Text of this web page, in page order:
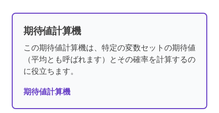
期待値計算機
この期待値計算機は、特定の変数セットの期待値
（平均とも呼ばれます）とその確率を計算するの
に役立ちます。
期待値計算機